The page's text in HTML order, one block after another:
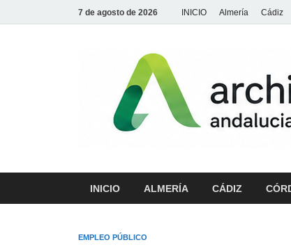
7 de agosto de 2026 INICIO Almería Cádiz
INICIO ALMERÍA CÁDIZ
EMPLEO PÚBLICO